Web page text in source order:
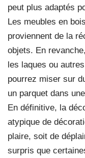
peut plus adaptés
Les meubles en
proviennent de la
objets. En
les laques ou
pourrez miser sur
un parquet dans
En définitive, la
atypique de
plaire, soit de
surpris que